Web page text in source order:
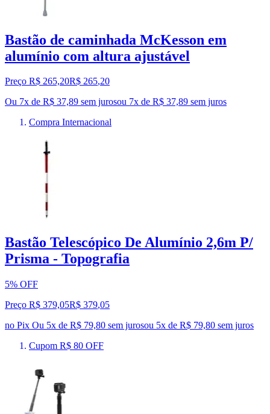
Bastão de caminhada McKesson em
alumínio com altura ajustável
Preço R$ 265,20R$ 265,20
Ou 7x de R$ 37,89 sem jurosou 7x de R$ 37,89 sem juros
Compra Internacional
Bastão Telescópico De Alumínio 2,6m P/
Prisma - Topografia
5% OFF
Preço R$ 379,05R$ 379,05
no Pix Ou 5x de R$ 79,80 sem jurosou 5x de R$ 79,80 sem juros
Cupom R$ 80 OFF